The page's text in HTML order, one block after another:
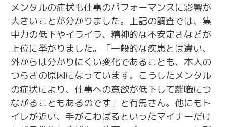
メンタルの症状も仕事のパフォーマンスに影響が
大きいことが分かりました。上記の調査では、集
中力の低下やイライラ、精神的な不安定さなどが
上位に挙がりました。「一般的な疾患とは違い、
外からは分かりにくい変化であることも、本人の
つらさの原因になっています。こうしたメンタル
の症状により、仕事への意欲が低下して離職につ
ながることもあるのです」と有馬さん。他にもト
イレが近い、手がこわばるといったマイナーだけ